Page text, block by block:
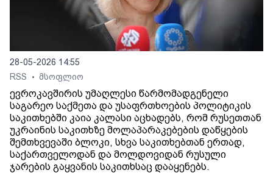
28-05-2026 14:55
RSS
• მსოფლიო
ევროკავშირის უმაღლესი წარმომადგენელი
საგარეო საქმეთა და უსაფრთხოების პოლიტიკის
საკითხებში კაია კალასი აცხადებს, რომ რუსეთთან
უკრაინის საკითხზე მოლაპარაკებების დაწყების
შემთხვევაში ბლოკი, სხვა საკითხებთან ერთად,
საქართველოდან და მოლდოვიდან რუსული
ჯარების გაყვანის საკითხსაც დააყენებს.